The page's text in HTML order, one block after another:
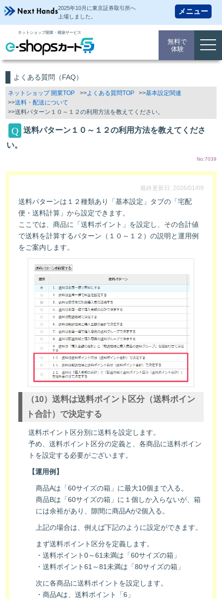
2025年10月に東京証券取引所へ
上場しました。
ネットショップ開業・構築サービス
無料で
体験
よくある質問（FAQ）
ネットショップ 開業TOP よくある質問TOP
基本設定関連
送料・配送について
送料パターン１０～１２の利用方法を教えてください。
送料パターン１０～１２の利用方法を教えてくださ
い。
No:7039
最終更新日: 2026/01/09
送料パターンは１２種類あり「基本設定」タブの「宅配
便・送料計算」から設定できます。
ここでは、商品に「送料ポイント」を設定し、その合計値
で送料を計算するパターン（１０～１２）の説明と運用例
をご案内します。
（10）送料は送料ポイント区分（送料ポイン
ト合計）で決定する
送料ポイント区分別に送料を設定します。
予め、送料ポイント区分の定義と、各商品に送料ポイン
トを設定する必要がございます。
【運用例】
商品Aは「60サイズの箱」に最大10個まで入る。
商品Bは「60サイズの箱」に１個しか入らないが、箱
には余裕があり、隙間に商品Aが2個入る。
上記の場合は、例えば下記のように設定ができます。
まず送料ポイント区分を定義します。
・送料ポイント0～61未満は「60サイズの箱」
・送料ポイント61～81未満は「80サイズの箱」
次に各商品に送料ポイントを設定します。
・商品Aは、送料ポイント「6」